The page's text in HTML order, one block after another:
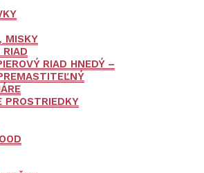
MISKY
RIAD
RIAD HNEDÝ –
PROSTRIEDKY